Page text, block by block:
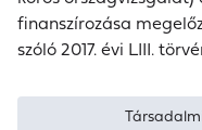
finanszírozása
szóló 2017. évi LIII.